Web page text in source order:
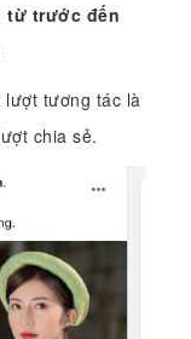
từ trước đến
tương tác là
chia sẻ.